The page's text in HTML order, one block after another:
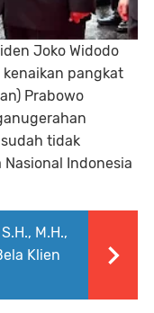
Joko Widodo
pangkat
Prabowo
tidak
Indonesia
M.H.,
Klien